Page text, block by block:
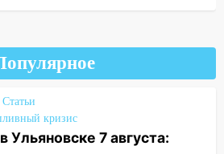
компании
прошлого своего
едут звезды
Статьи
кризис
Ульяновске 7 августа: